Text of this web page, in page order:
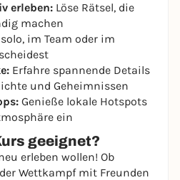
erleben: Löse Rätsel, die
machen
solo, im Team oder im
Erfahre spannende Details
und Geheimnissen
Genieße lokale Hotspots
ein
geeignet?
erleben wollen! Ob
Wettkampf mit Freunden